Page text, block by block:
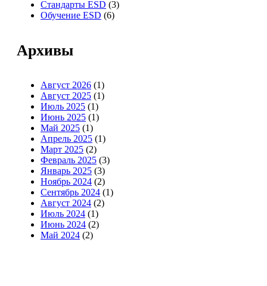
Стандарты ESD (3)
Обучение ESD (6)
Архивы
Август 2026 (1)
Август 2025 (1)
Июль 2025 (1)
Июнь 2025 (1)
Май 2025 (1)
Апрель 2025 (1)
Март 2025 (2)
Февраль 2025 (3)
Январь 2025 (3)
Ноябрь 2024 (2)
Сентябрь 2024 (1)
Август 2024 (2)
Июль 2024 (1)
Июнь 2024 (2)
Май 2024 (2)